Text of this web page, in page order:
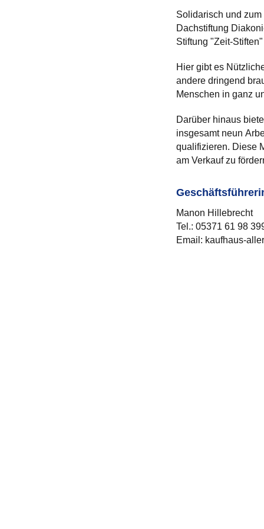
Solidarisch und
Dachstiftung
Stiftung "Zeit-
Hier gibt es
andere dringend
Menschen in ganz
Darüber hinaus
insgesamt neun
qualifizieren. Diese
am Verkauf zu
Manon Hillebrecht
Tel.: 05371 61 98
Email: kaufhaus-